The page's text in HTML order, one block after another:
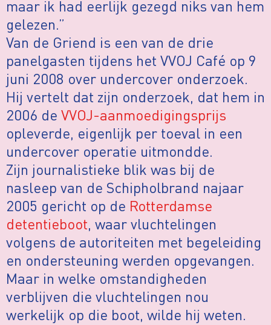
maar ik had eerlijk gezegd niks van hem
gelezen.”
Van de Griend is een van de drie
panelgasten tijdens het VVOJ Café op 9
juni 2008 over undercover onderzoek.
Hij vertelt dat zijn onderzoek, dat hem in
2006 de VVOJ-aanmoedigingsprijs
opleverde, eigenlijk per toeval in een
undercover operatie uitmondde.
Zijn journalistieke blik was bij de
nasleep van de Schipholbrand najaar
2005 gericht op de Rotterdamse
detentieboot, waar vluchtelingen
volgens de autoriteiten met begeleiding
en ondersteuning werden opgevangen.
Maar in welke omstandigheden
verblijven die vluchtelingen nou
werkelijk op die boot, wilde hij weten.